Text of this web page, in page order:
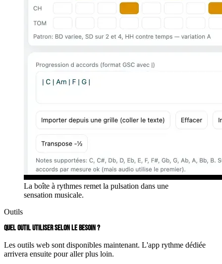
La boîte à rythmes remet la pulsation dans une
sensation musicale.
Outils
QUEL OUTIL UTILISER SELON LE BESOIN ?
Les outils web sont disponibles maintenant. L'app rythme dédiée
arrivera ensuite pour aller plus loin.